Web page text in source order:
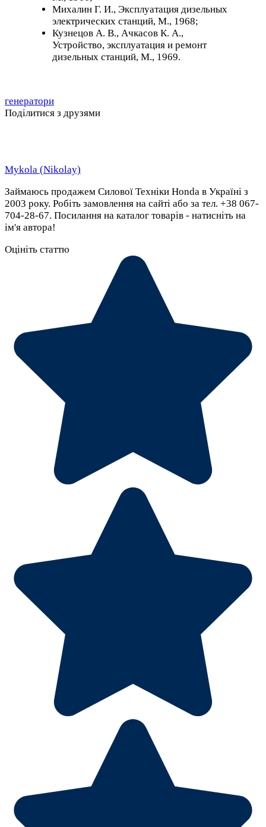
Михалин Г. И., Эксплуатация дизельных
электрических станций, М., 1968;
Кузнецов А. В., Ачкасов К. А.,
Устройство, эксплуатация и ремонт
дизельных станций, М., 1969.
генератори
Поділитися з друзями
Mykola (Nikolay)
Займаюсь продажем Силової Техніки Honda в Україні з
2003 року. Робіть замовлення на сайті або за тел. +38 067-
704-28-67. Посилання на каталог товарів - натисніть на
ім'я автора!
Оцініть статтю